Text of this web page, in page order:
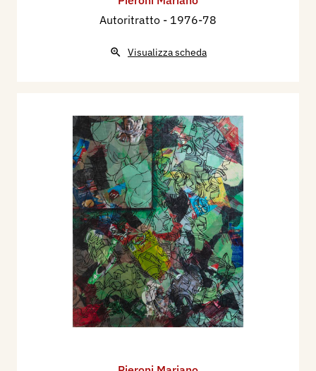
Kensington Town Hall.
proposta della famiglia Sartori per la mostra
d’Arte Arianna Sartori a Mantova. Nel periodo
Agosto/Settembre si ripropone a Londra con un
“solo show” antologico Apartment Contemporary
Art Gallery nel caratteristico quartiere di
Chiswick (31 Ravenscraft Road W4 5EQ, London
Nel Luglio 2020 partecipa a To Art or Not to Art?
This is the question, Fitzrovia Gallery Mostra
Internazionale d’Arte Contemporanea (139
Whitfield St, Kings Cross) London. Dal 27 Agosto
al 28 Settembre espone online Solo Show sedici
opere (polimaterici, dipinti e sculture) su Artsy-
Autoritratto - 1976-78
Visualizza scheda